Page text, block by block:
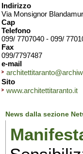
Indirizzo
Via Monsignor
Cap
Telefono
099/ 7707040 - 099/
Fax
099/7797487
e-mail
Sito
www.architettitaranto.it
News dalla sezione